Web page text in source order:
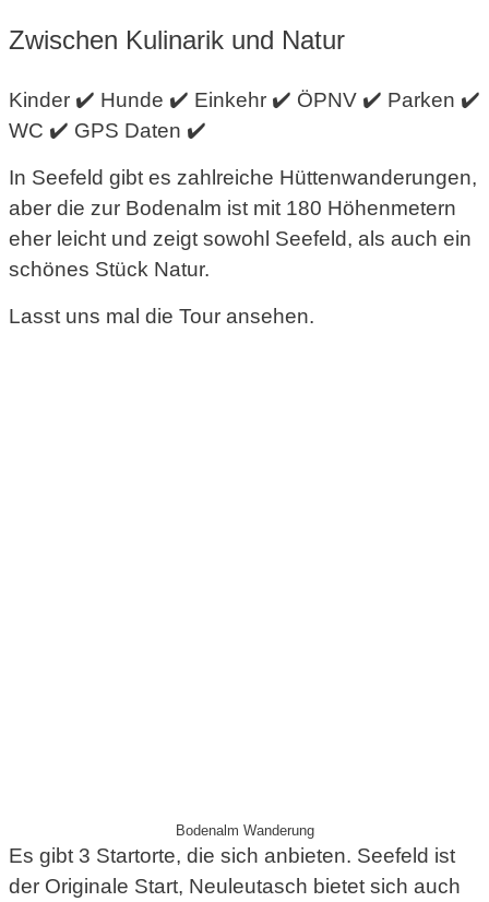
Zwischen Kulinarik und Natur
Kinder ✔️ Hunde ✔️ Einkehr ✔️ ÖPNV ✔️ Parken ✔️
WC ✔️ GPS Daten ✔️
In Seefeld gibt es zahlreiche Hüttenwanderungen,
aber die zur Bodenalm ist mit 180 Höhenmetern
eher leicht und zeigt sowohl Seefeld, als auch ein
schönes Stück Natur.
Lasst uns mal die Tour ansehen.
Bodenalm Wanderung
Es gibt 3 Startorte, die sich anbieten. Seefeld ist
der Originale Start, Neuleutasch bietet sich auch